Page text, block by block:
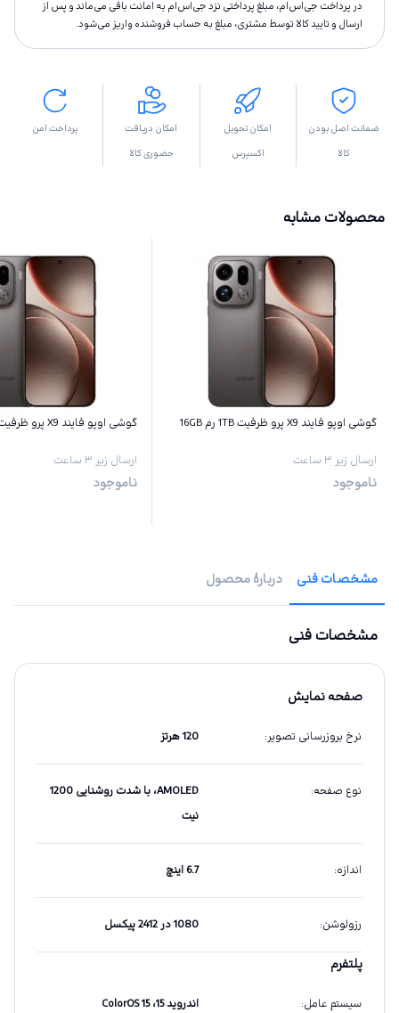
در پرداخت جی‌اس‌ام، مبلغ پرداختى نزد جی‌اس‌ام به امانت باقى مى‌ماند و پس از
ارسال و تاييد كالا توسط مشتری، مبلغ به حساب فروشنده واريز مى‌شود.
ضمانت اصل بودن
کالا
امکان تحویل
اکسپرس
امکان دریافت
حضوری کالا
پرداخت امن
محصولات مشابه
گوشی اوپو فایند X9 پرو ظرفیت 1TB رم 16GB
ارسال زیر ۳ ساعت
ناموجود
گوشی اوپو فایند X9 پرو ظرفیت 512GB رم 16GB
ارسال زیر ۳ ساعت
ناموجود
مشخصات فنی دربارهٔ محصول
مشخصات فنی
صفحه نمایش
نرخ بروزرسانی تصویر: 120 هرتز
نوع صفحه:
AMOLED، با شدت روشنایی 1200
نیت
اندازه: 6.7 اینچ
رزولوشن: 1080 در 2412 پیکسل
پلتفرم
سیستم عامل: اندروید 15، ColorOS 15